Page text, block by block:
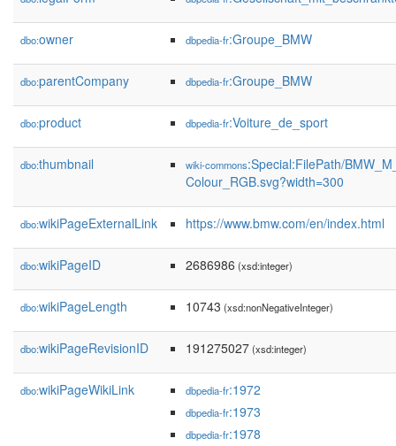
dbo:owner dbpedia-fr:Groupe_BMW
dbo:parentCompany dbpedia-fr:Groupe_BMW
dbo:product dbpedia-fr:Voiture_de_sport
dbo:thumbnail wiki-commons:Special:FilePath/
Colour_RGB.svg?width=300
dbo:wikiPageExternalLink https://www.bmw.com/en/index.html
dbo:wikiPageID 2686986 (xsd:integer)
dbo:wikiPageLength 10743 (xsd:nonNegativeInteger)
dbo:wikiPageRevisionID 191275027(xsd:integer)
dbo:wikiPageWikiLink dbpedia-fr:1972
dbpedia-fr:1973
dbpedia-fr:1978